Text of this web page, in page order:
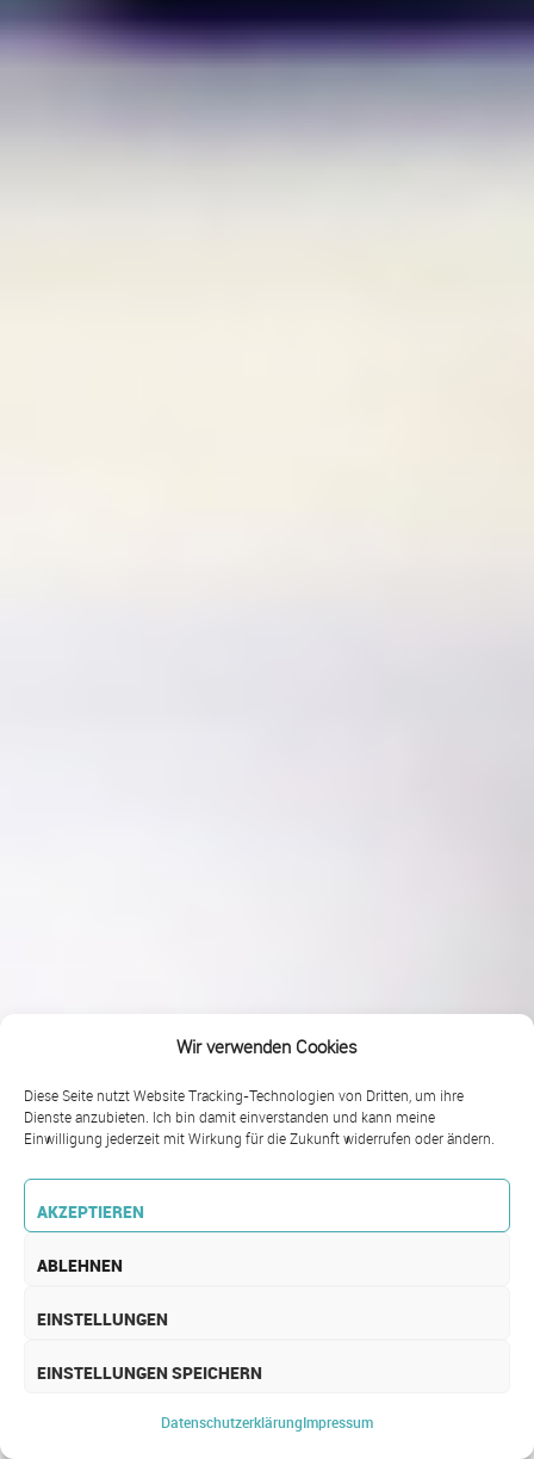
Wir verwenden Cookies
Diese Seite nutzt Website Tracking-Technologien von Dritten, um ihre
Dienste anzubieten. Ich bin damit einverstanden und kann meine
Einwilligung jederzeit mit Wirkung für die Zukunft widerrufen oder ändern.
AKZEPTIEREN
ABLEHNEN
EINSTELLUNGEN
EINSTELLUNGEN SPEICHERN
Datenschutz­erklärungImpressum
REFERENZEN BKP